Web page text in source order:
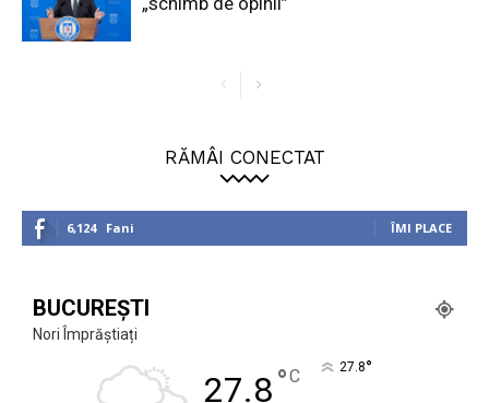
RĂMÂI CONECTAT
6,124 Fani ÎMI PLACE
BUCUREȘTI
Nori Împrăștiați
27.8°C 27.8°